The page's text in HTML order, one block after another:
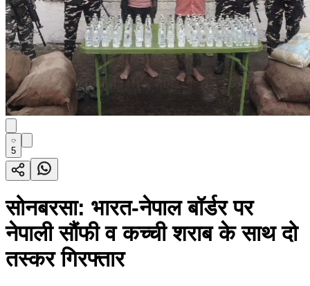
5
सोनबरसा: भारत-नेपाल बॉर्डर पर
नेपाली सौंफी व कच्ची शराब के साथ दो
तस्कर गिरफ्तार